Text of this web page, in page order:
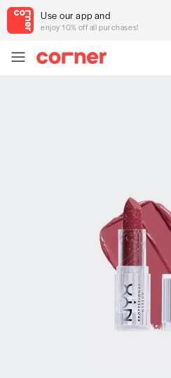
Use our app and
enjoy 10% off all purchases!